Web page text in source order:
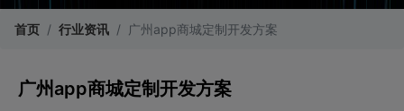
首页 行业资讯 广州app商城定制开发方案
广州app商城定制开发方案